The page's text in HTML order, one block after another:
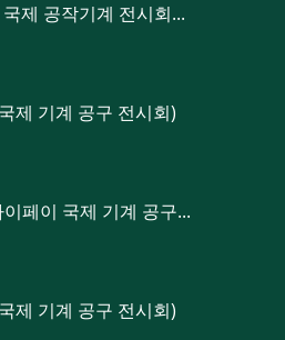
제 공작기계 전시회...
제 기계 공구 전시회)
페이 국제 기계 공구...
제 기계 공구 전시회)